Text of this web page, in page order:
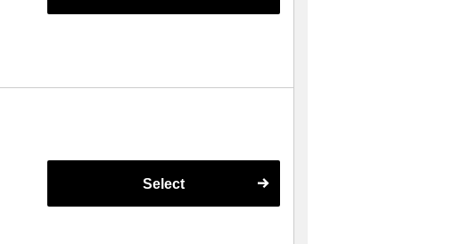
Select